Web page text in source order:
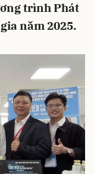
trình Phát
năm 2025.